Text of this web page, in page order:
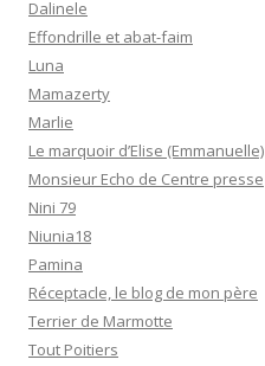
Dalinele
Effondrille et abat-faim
Luna
Mamazerty
Marlie
Le marquoir d’Elise (Emmanuelle)
Monsieur Echo de Centre presse
Nini 79
Niunia18
Pamina
Réceptacle, le blog de mon père
Terrier de Marmotte
Tout Poitiers